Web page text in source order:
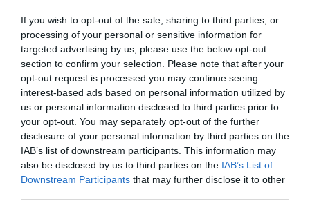
If you wish to opt-out of the sale, sharing to third parties, or
processing of your personal or sensitive information for
targeted advertising by us, please use the below opt-out
section to confirm your selection. Please note that after your
opt-out request is processed you may continue seeing
interest-based ads based on personal information utilized by
us or personal information disclosed to third parties prior to
your opt-out. You may separately opt-out of the further
disclosure of your personal information by third parties on the
IAB’s list of downstream participants. This information may
also be disclosed by us to third parties on the IAB’s List of
Downstream Participants that may further disclose it to other
– A szeretetvendégség különleges esemény számunkra,
mert itt nemcsak anyagi támogatást nyújtunk, hanem
önkéntes kollégáinkkal szeretnénk felhívni a figyelmet
arra, hogy a karácsony mennyire fontos azok számára
akik nem tehetik meg, hogy családjuk körében megfelelő
anyagi körülmények között ünnepeljék ezt a szép
ünnepet – hangsúlyozta Csiszér-Kovács Viktória, az EON
sajtóreferense.
Az Ökumenikus Segélyszervezet ünnepi akcióját a 1353-
as adományvonalon keresztül bárki támogathatja.